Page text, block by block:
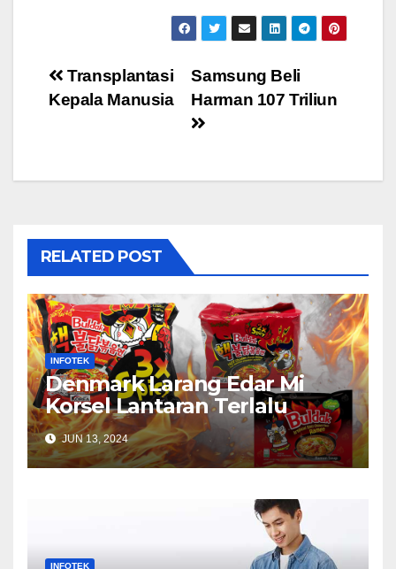
Post
navigation
Samsung Beli
Harman 107 Triliun
Transplantasi
Kepala Manusia
RELATED POST
INFOTEK
Denmark Larang Edar Mi
Korsel Lantaran Terlalu
Pedas
JUN 13, 2024
INFOTEK